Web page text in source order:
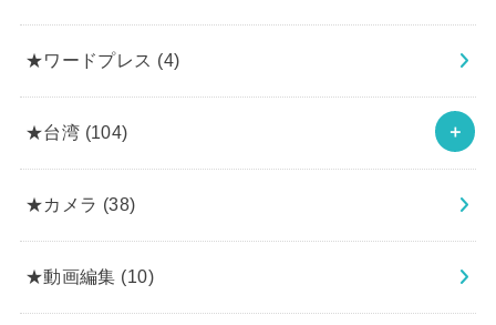
★ワードプレス (4)
★台湾 (104)
★カメラ (38)
★動画編集 (10)